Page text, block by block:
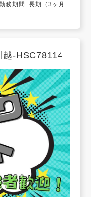
務期間: 長期（3ヶ月
越-HSC78114